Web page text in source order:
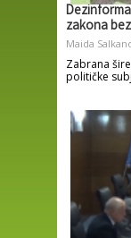
zakona
Maida
Zabrana
političke